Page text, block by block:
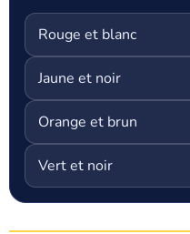
Rouge et blanc
Jaune et noir
Orange et brun
Vert et noir